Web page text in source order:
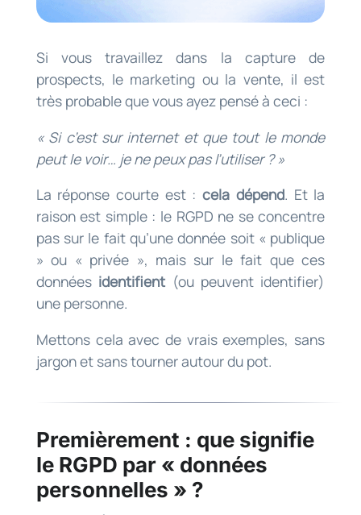
Si vous travaillez dans la capture de
prospects, le marketing ou la vente, il est
très probable que vous ayez pensé à ceci :
« Si c’est sur internet et que tout le monde
peut le voir… je ne peux pas l’utiliser ? »
La réponse courte est :cela dépend. Et la
raison est simple : le RGPD ne se concentre
pas sur le fait qu’une donnée soit « publique
» ou « privée », mais sur le fait que ces
données identifient (ou peuvent identifier)
une personne.
Mettons cela avec de vrais exemples, sans
jargon et sans tourner autour du pot.
Premièrement : que signifie
le RGPD par « données
personnelles » ?